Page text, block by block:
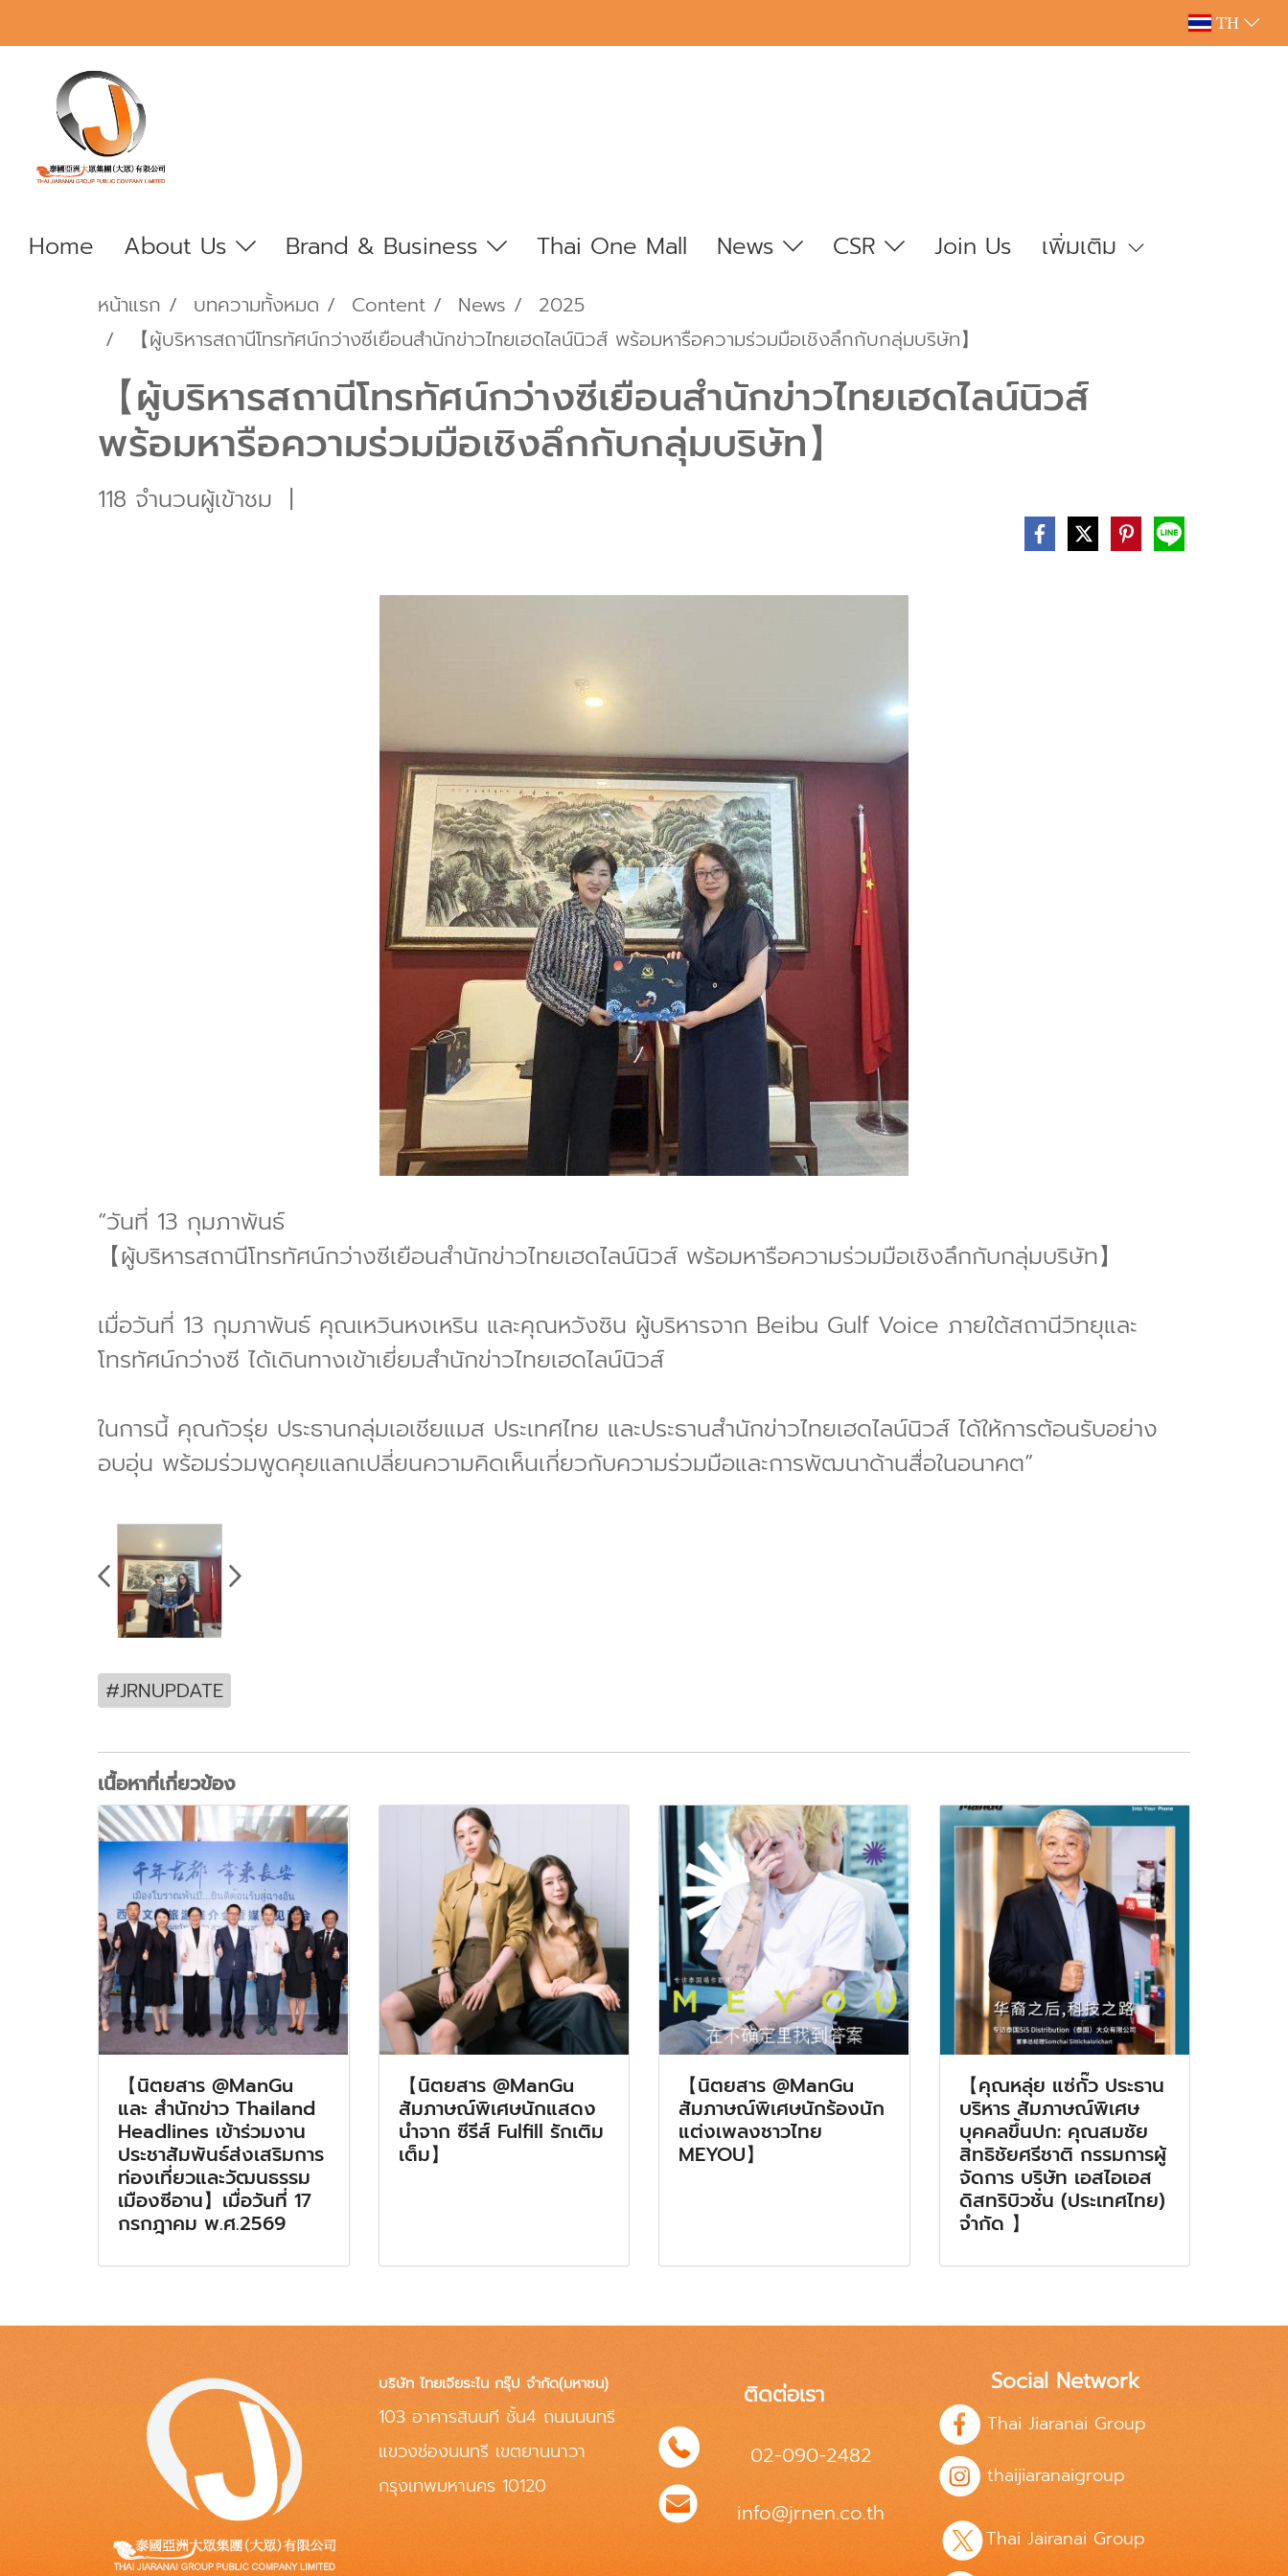
TH
Home About Us Brand & Business Thai One Mall News CSR Join Us เพิ่มเติม
หน้าแรก บทความทั้งหมด Content News
2025
【ผู้บริหารสถานีโทรทัศน์กว่างซีเยือนสำนักข่าวไทยเฮดไลน์นิวส์ พร้อมหารือความร่วมมือเชิงลึกกับกลุ่มบริษัท】
【ผู้บริหารสถานีโทรทัศน์กว่างซีเยือนสำนักข่าวไทยเฮดไลน์นิวส์
พร้อมหารือความร่วมมือเชิงลึกกับกลุ่มบริษัท】
118 จำนวนผู้เข้าชม |
“วันที่ 13 กุมภาพันธ์
【ผู้บริหารสถานีโทรทัศน์กว่างซีเยือนสำนักข่าวไทยเฮดไลน์นิวส์ พร้อมหารือความร่วมมือเชิงลึกกับกลุ่มบริษัท】
เมื่อวันที่ 13 กุมภาพันธ์ คุณเหวินหงเหริน และคุณหวังซิน ผู้บริหารจาก Beibu Gulf Voice ภายใต้สถานีวิทยุและ
โทรทัศน์กว่างซี ได้เดินทางเข้าเยี่ยมสำนักข่าวไทยเฮดไลน์นิวส์
ในการนี้ คุณกัวรุ่ย ประธานกลุ่มเอเชียแมส ประเทศไทย และประธานสำนักข่าวไทยเฮดไลน์นิวส์ ได้ให้การต้อนรับอย่าง
อบอุ่น พร้อมร่วมพูดคุยแลกเปลี่ยนความคิดเห็นเกี่ยวกับความร่วมมือและการพัฒนาด้านสื่อในอนาคต”
#JRNUPDATE
เนื้อหาที่เกี่ยวข้อง
【นิตยสาร @ManGu
และ สำนักข่าว Thailand
Headlines เข้าร่วมงาน
ประชาสัมพันธ์ส่งเสริมการ
ท่องเที่ยวและวัฒนธรรม
เมืองซีอาน】เมื่อวันที่ 17
กรกฎาคม พ.ศ.2569
【นิตยสาร @ManGu
สัมภาษณ์พิเศษนักแสดง
นำจาก ซีรีส์ Fulfill รักเติม
เต็ม】
【นิตยสาร @ManGu
สัมภาษณ์พิเศษนักร้องนัก
แต่งเพลงชาวไทย
MEYOU】
【คุณหลุ่ย แซ่กั๊ว ประธาน
บริหาร สัมภาษณ์พิเศษ
บุคคลขึ้นปก: คุณสมชัย
สิทธิชัยศรีชาติ กรรมการผู้
จัดการ บริษัท เอสไอเอส
ดิสทริบิวชั่น (ประเทศไทย)
จำกัด 】
บริษัท ไทยเจียระไน กรุ๊ป จำกัด(มหาชน)
103 อาคารสินนที ชั้น4 ถนนนนทรี
แขวงช่องนนทรี เขตยานนาวา
กรุงเทพมหานคร 10120
ติดต่อเรา
02-090-2482
info@jrnen.co.th
Social Network
Thai Jiaranai Group
thaijiaranaigroup
Thai Jairanai Group